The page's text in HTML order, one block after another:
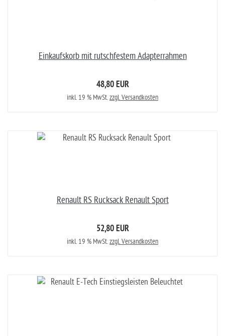
Einkaufskorb mit rutschfestem Adapterrahmen
48,80 EUR
inkl. 19 % MwSt.zzgl. Versandkosten
Renault RS Rucksack Renault Sport
52,80 EUR
inkl. 19 % MwSt.zzgl. Versandkosten